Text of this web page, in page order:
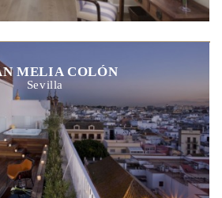
MELIA COLÓN
Sevilla